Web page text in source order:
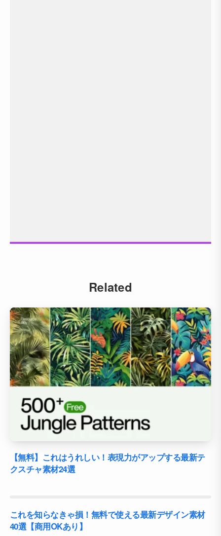
Related
【無料】これはうれしい！表現力がアップする最新テ
クスチャ素材24選
これを知らなきゃ損！無料で使える最新デザイン素材
40選【商用OKあり】